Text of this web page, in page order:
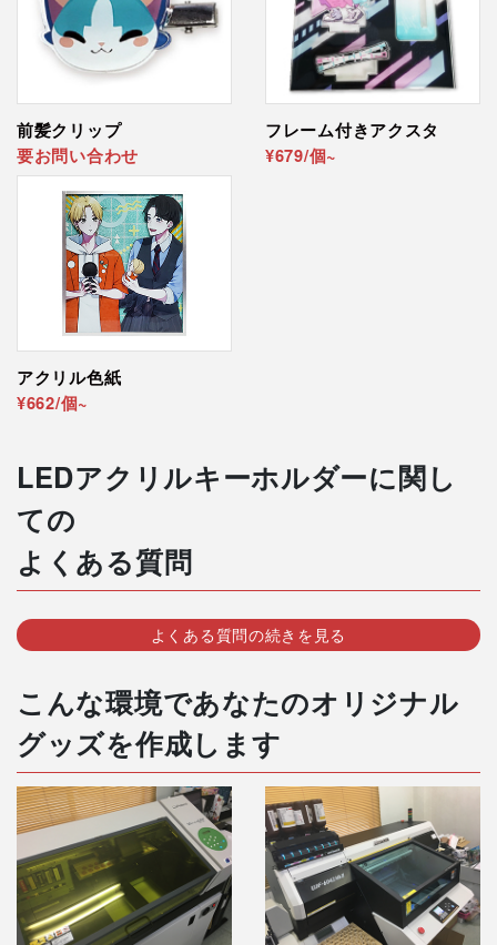
前髪クリップ
要お問い合わせ
フレーム付きアクスタ
¥679/個~
アクリル色紙
¥662/個~
LEDアクリルキーホルダーに関し
ての
よくある質問
よくある質問の続きを見る
こんな環境であなたのオリジナル
グッズを作成します